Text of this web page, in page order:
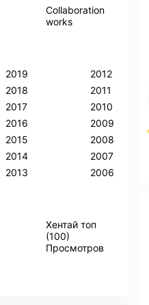
2013
2012
2011
2010
2009
2008
2005
2004
2003
2002
2001
2000
Аниме OVA
Collaboration
works
2019
2018
2017
2016
2015
2014
2013
2012
2011
2010
2009
2008
2007
2006
Хентай топ
(100)
Просмотров